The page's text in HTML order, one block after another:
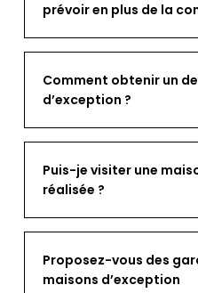
prévoir en plus de la
Comment obtenir un
d’exception ?
Puis-je visiter une
réalisée ?
Proposez-vous des
maisons d’exception